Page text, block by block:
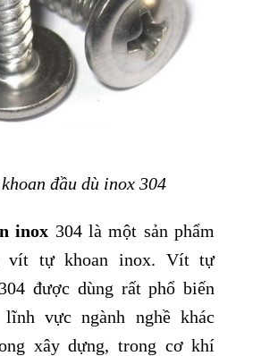
đầu dù inox 304
inox 304 là một sản phẩm
vít tự khoan inox. Vít tự
được dùng rất phổ biến
vực ngành nghề khác
xây dựng, trong cơ khí